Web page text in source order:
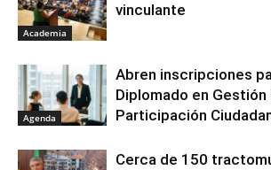
Academia
vinculante
Agenda
Abren inscripciones
Diplomado en Gestión
Participación
Cerca de 150